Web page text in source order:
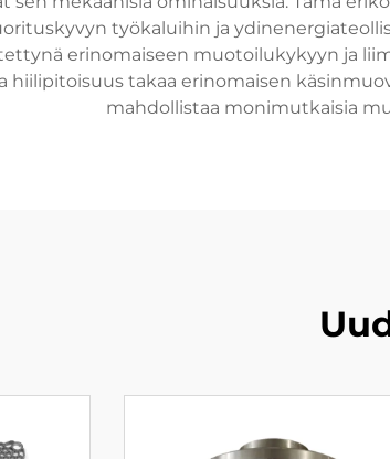
työkaluihin ja
erinomaiseen muotoilukykyyn ja
hiilipitoisuus takaa erinomaisen
mahdollistaa monimutkaisia